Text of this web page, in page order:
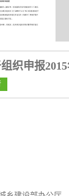
织申报